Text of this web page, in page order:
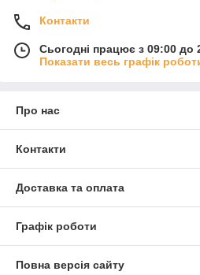
Контакти
Сьогодні працює з 09:00 до
Показати весь графік
Про нас
Контакти
Доставка та оплата
Графік роботи
Повна версія сайту